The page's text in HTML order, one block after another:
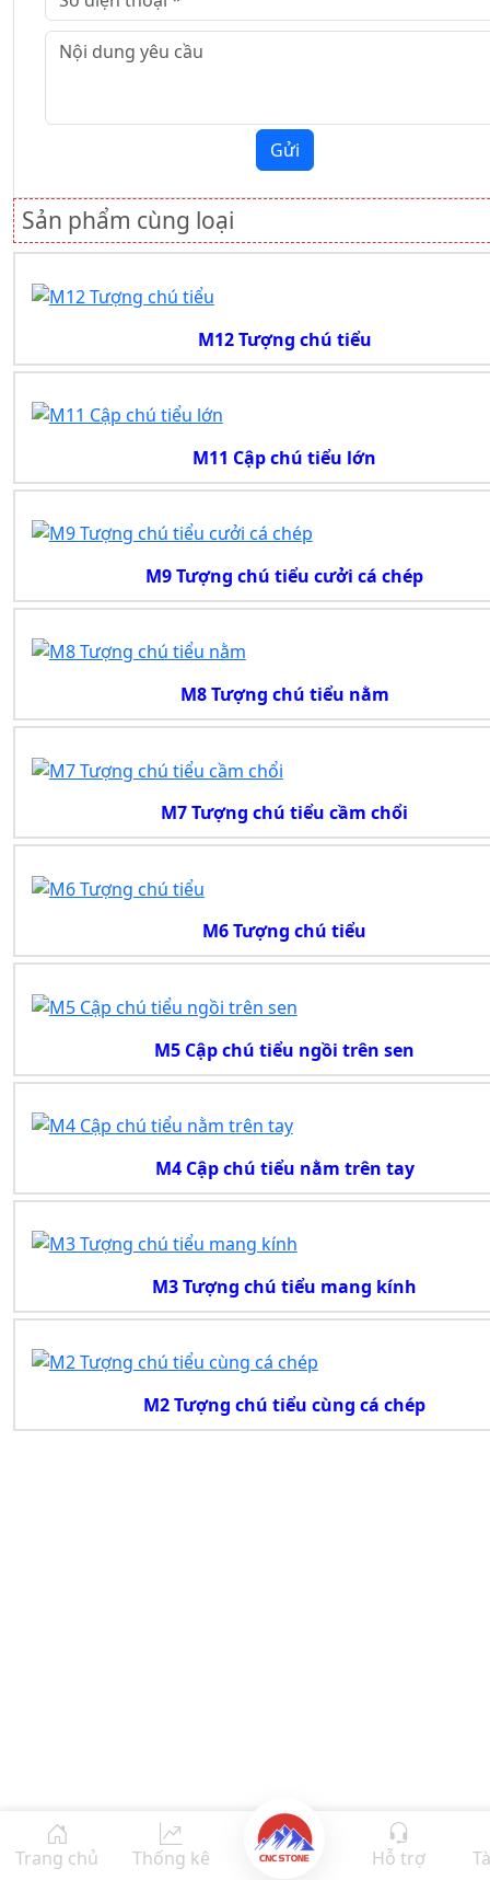
Gửi
Sản phẩm cùng loại
M12 Tượng chú tiểu
M11 Cập chú tiểu lớn
M9 Tượng chú tiểu cưởi cá chép
M8 Tượng chú tiểu nằm
M7 Tượng chú tiểu cầm chổi
M6 Tượng chú tiểu
M5 Cập chú tiểu ngồi trên sen
M4 Cập chú tiểu nằm trên tay
M3 Tượng chú tiểu mang kính
M2 Tượng chú tiểu cùng cá chép
Trang chủ Thống kê Hỗ trợ